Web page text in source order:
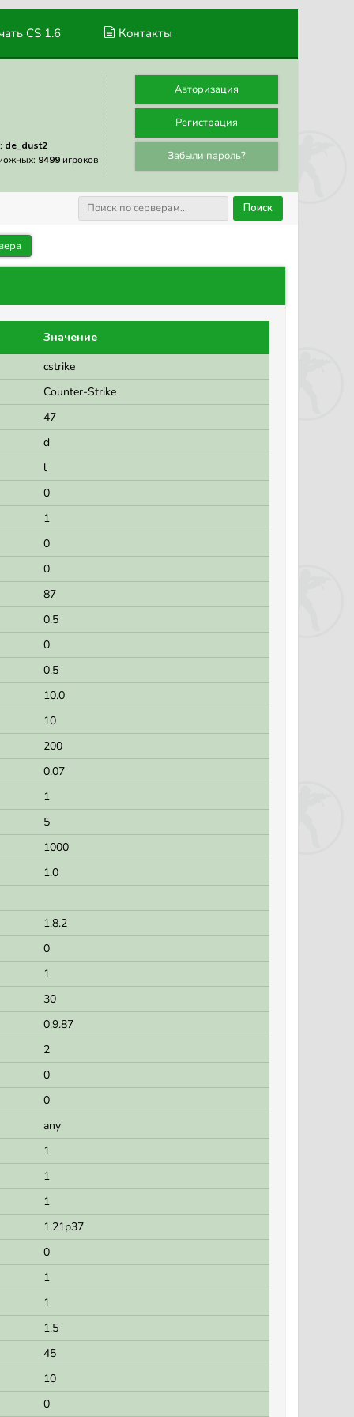
CS 1.6 Контакты
de_dust2
9499 игроков
Авторизация
Регистрация
Забыли пароль?
Поиск
Значение
cstrike
Counter-Strike
47
d
l
0
1
0
0
87
0.5
0
0.5
10.0
10
200
0.07
1
5
1000
1.0
1.8.2
0
1
30
0.9.87
2
0
0
any
1
1
1
1.21p37
0
1
1
1.5
45
10
0